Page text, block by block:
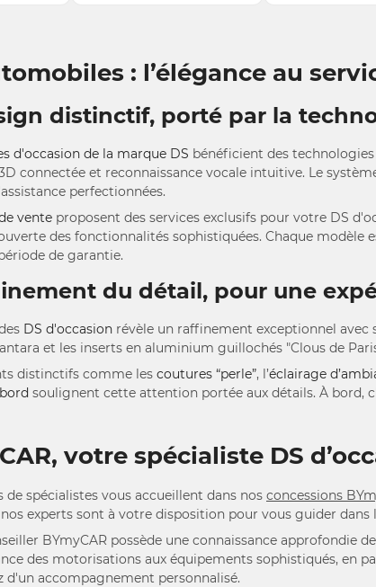
: l’élégance au
distinctif, porté par la
d'occasion de la marque DS bénéficient des technologies
connectée et reconnaissance vocale intuitive. Le
perfectionnées.
vente proposent des services exclusifs pour votre DS
des fonctionnalités sophistiquées. Chaque
de garantie.
du détail, pour une
DS d'occasion révèle un raffinement exceptionnel
et les inserts en aluminium guillochés "Clous de
distinctifs comme les coutures “perle”, l’éclairage
soulignent cette attention portée aux détails. À
votre spécialiste DS
de spécialistes vous accueillent dans nos concessions
experts sont à votre disposition pour vous guider dans
BYmyCAR possède une connaissance approfondie
des motorisations aux équipements sophistiqués, en
d'un accompagnement personnalisé.